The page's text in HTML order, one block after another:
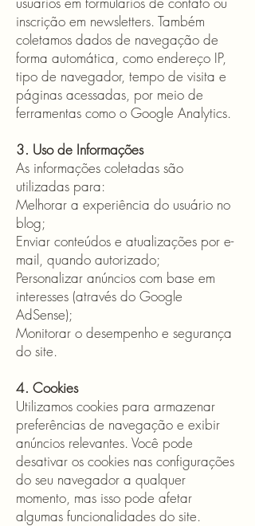
inscrição em newsletters. Também
coletamos dados de navegação de
forma automática, como endereço IP,
tipo de navegador, tempo de visita e
páginas acessadas, por meio de
ferramentas como o Google Analytics.
3. Uso de Informações
As informações coletadas são
utilizadas para:
Melhorar a experiência do usuário no
blog;
Enviar conteúdos e atualizações por e-
mail, quando autorizado;
Personalizar anúncios com base em
interesses (através do Google
AdSense);
Monitorar o desempenho e segurança
do site.
4. Cookies
Utilizamos cookies para armazenar
preferências de navegação e exibir
anúncios relevantes. Você pode
desativar os cookies nas configurações
do seu navegador a qualquer
momento, mas isso pode afetar
algumas funcionalidades do site.